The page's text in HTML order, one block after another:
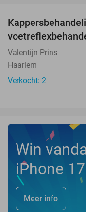
NEW
TODAY
Valentijn Prins
Haarlem
Verkocht: 2
Win
iPhone
Meer info